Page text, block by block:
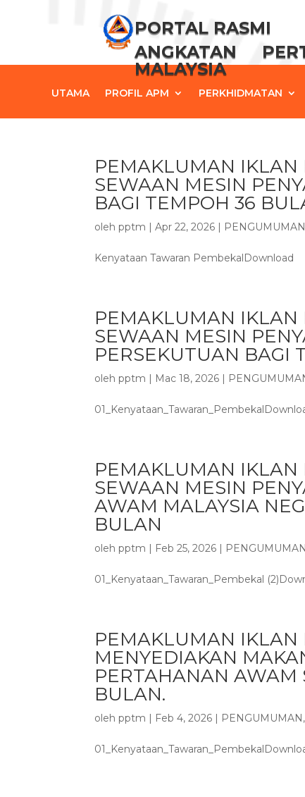
PORTAL RASMI
ANGKATAN
MALAYSIA
UTAMA PROFIL APM PERKHIDMATAN
PEMAKLUMAN IKLAN
SEWAAN MESIN
BAGI TEMPOH 36
oleh pptm |Apr 22, 2026 | PENGUMUMAN
Kenyataan Tawaran PembekalDownload
PEMAKLUMAN IKLAN
SEWAAN MESIN
PERSEKUTUAN BAGI
oleh pptm | Mac 18, 2026 |
PEMAKLUMAN IKLAN
SEWAAN MESIN
AWAM MALAYSIA
BULAN
oleh pptm | Feb 25, 2026 | PENGUMUMAN
01_Kenyataan_Tawaran_Pembekal
PEMAKLUMAN IKLAN
MENYEDIAKAN
PERTAHANAN AWAM
BULAN.
oleh pptm | Feb 4, 2026 | PENGUMUMAN,